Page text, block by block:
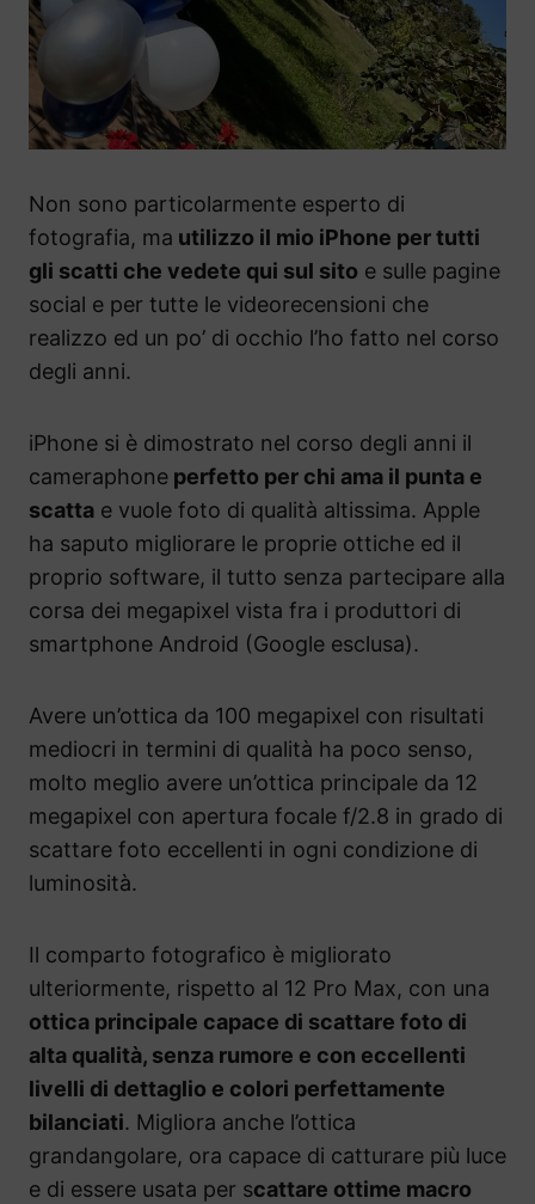
Non sono particolarmente esperto di
fotografia, ma utilizzo il mio iPhone per tutti
gli scatti che vedete qui sul sito e sulle pagine
social e per tutte le videorecensioni che
realizzo ed un po’ di occhio l’ho fatto nel corso
degli anni.
iPhone si è dimostrato nel corso degli anni il
cameraphone perfetto per chi ama il punta e
scatta e vuole foto di qualità altissima. Apple
ha saputo migliorare le proprie ottiche ed il
proprio software, il tutto senza partecipare alla
corsa dei megapixel vista fra i produttori di
smartphone Android (Google esclusa).
Avere un’ottica da 100 megapixel con risultati
mediocri in termini di qualità ha poco senso,
molto meglio avere un’ottica principale da 12
megapixel con apertura focale f/2.8 in grado di
scattare foto eccellenti in ogni condizione di
luminosità.
Il comparto fotografico è migliorato
ulteriormente, rispetto al 12 Pro Max, con una
ottica principale capace di scattare foto di
alta qualità, senza rumore e con eccellenti
livelli di dettaglio e colori perfettamente
bilanciati. Migliora anche l’ottica
grandangolare, ora capace di catturare più luce
e di essere usata per scattare ottime macro